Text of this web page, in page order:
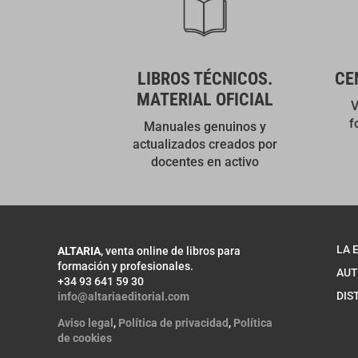
LIBROS TÉCNICOS.
MATERIAL OFICIAL
Manuales genuinos y
actualizados creados por
docentes en activo
ALTARIA, venta online de libros para
formación y profesionales.
+34 93 641 59 30
info@altariaeditorial.com
Aviso legal , Política de privacidad , Política
de cookies
LA